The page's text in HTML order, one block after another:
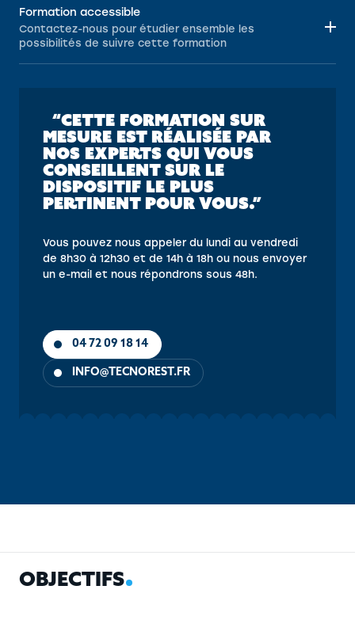
Formation accessible
Contactez-nous pour étudier ensemble les
possibilités de suivre cette formation
“CETTE FORMATION SUR
MESURE EST RÉALISÉE PAR
NOS EXPERTS QUI VOUS
CONSEILLENT SUR LE
DISPOSITIF LE PLUS
PERTINENT POUR VOUS.”
Vous pouvez nous appeler du lundi au vendredi
de 8h30 à 12h30 et de 14h à 18h ou nous envoyer
un e-mail et nous répondrons sous 48h.
04 72 09 18 14
INFO@TECNOREST.FR
OBJECTIFS